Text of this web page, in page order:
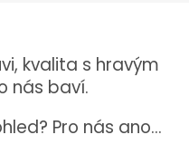
kvalita s hravým
nás baví.
Pro nás ano...